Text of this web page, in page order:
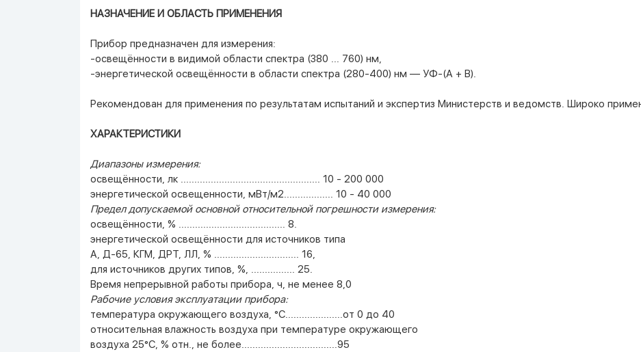
НАЗНАЧЕНИЕ И ОБЛАСТЬ ПРИМЕНЕНИЯ
Прибор предназначен для измерения:
-освещённости в видимой области спектра (380 ... 760) нм,
-энергетической освещённости в области спектра (280-400) нм — УФ-(А + В).
Рекомендован для применения по результатам испытаний и экспертиз Министерств и ведомств. Широко
ХАРАКТЕРИСТИКИ
Диапазоны измерения:
освещённости, лк ................................................... 10 - 200 000
энергетической освещенности, мВт/м2.................. 10 - 40 000
Предел допускаемой основной относительной погрешности измерения:
освещённости, % ....................................... 8.
энергетической освещённости для источников типа
А, Д-65, КГМ, ДРТ, ЛЛ, % ............................... 16,
для источников других типов, %, ................ 25.
Время непрерывной работы прибора, ч, не менее 8,0
Рабочие условия эксплуатации прибора:
температура окружающего воздуха, °С.....................от 0 до 40
относительная влажность воздуха при температуре окружающего
воздуха 25°С, % отн., не более...................................95